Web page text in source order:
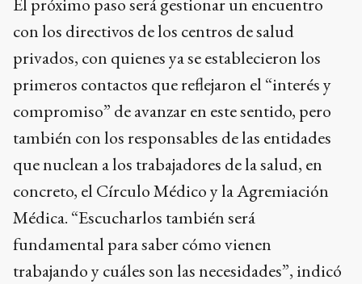
con los directivos de los centros de salud
privados, con quienes ya se establecieron los
primeros contactos que reflejaron el “interés y
compromiso” de avanzar en este sentido, pero
también con los responsables de las entidades
que nuclean a los trabajadores de la salud, en
concreto, el Círculo Médico y la Agremiación
Médica. “Escucharlos también será
fundamental para saber cómo vienen
trabajando y cuáles son las necesidades”, indicó